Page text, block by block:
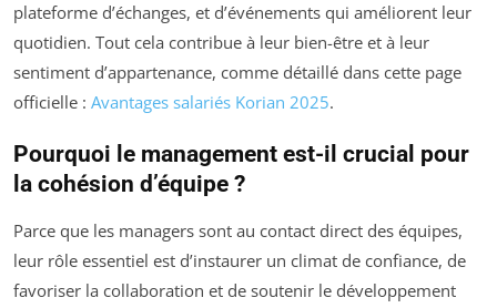
plateforme d’échanges, et d’événements qui améliorent leur
quotidien. Tout cela contribue à leur bien-être et à leur
sentiment d’appartenance, comme détaillé dans cette page
officielle : Avantages salariés Korian 2025.
Pourquoi le management est-il crucial pour
la cohésion d’équipe ?
Parce que les managers sont au contact direct des équipes,
leur rôle essentiel est d’instaurer un climat de confiance, de
favoriser la collaboration et de soutenir le développement